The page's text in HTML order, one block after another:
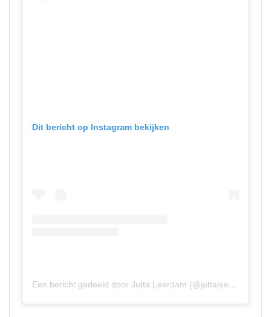
Dit bericht op Instagram bekijken
Een bericht gedeeld door Jutta Leerdam (@juttaleerdam)